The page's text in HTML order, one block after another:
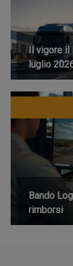
Il vigore il
luglio
Bando
rimborsi